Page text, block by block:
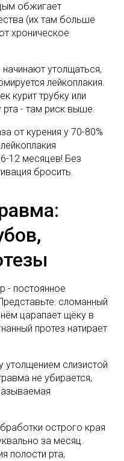
обжигает
(их там больше
хроническое
утолщаться,
лейкоплакия.
курит трубку или
рта - там риск выше.
от курения у 70-80%
12 месяцев! Без
бросить.
- постоянное
сломанный
царапает щёку в
протез натирает
утолщением слизистой
не убирается,
острого края
за месяц.
полости рта,